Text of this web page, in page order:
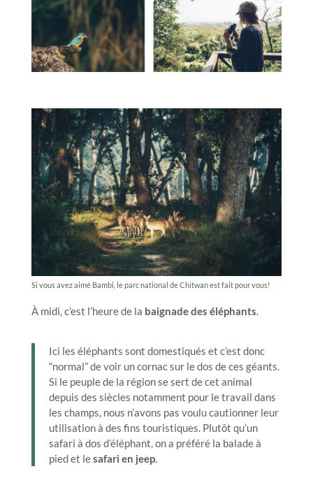
Si vous avez aimé Bambi, le parc national de Chitwan est fait pour vous!
À midi, c’est l’heure de la baignade des éléphants
Ici les éléphants sont domestiqués et c’est donc
“normal” de voir un cornac sur le dos de ces géants.
Si le peuple de la région se sert de cet animal
depuis des siècles notamment pour le travail dans
les champs, nous n’avons pas voulu cautionner leur
utilisation à des fins touristiques. Plutôt qu’un
safari à dos d’éléphant, on a préféré la balade à
pied et lesafari en jeep.